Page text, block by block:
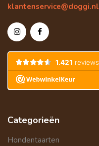
klantenservice@doggi.nl
Categorieën
Hondentaarten